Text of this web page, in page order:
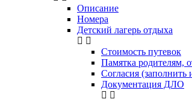
Описание
Номера
Детский лагерь отдыха
Стоимость путевок
Памятка родителям,
Согласия
Документация ДЛО